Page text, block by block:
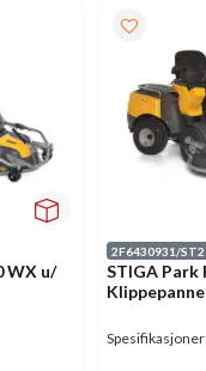
WX u/
2F6430931/ST2
STIGA Park
Klippepanne